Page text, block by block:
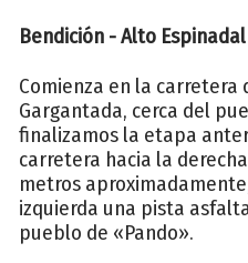
Bendición - Alto Espinadal
Comienza en la carretera
Gargantada, cerca del
finalizamos la etapa
carretera hacia la
metros
izquierda una pista
pueblo de «Pando».